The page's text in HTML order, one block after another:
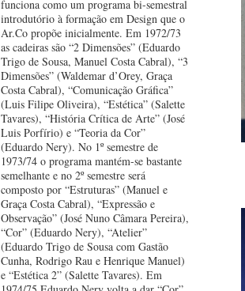
funciona como um programa bi-semestral
introdutório à formação em Design que o
Ar.Co propõe inicialmente. Em 1972/73
as cadeiras são “2 Dimensões” (Eduardo
Trigo de Sousa, Manuel Costa Cabral), “3
Dimensões” (Waldemar d’Orey, Graça
Costa Cabral), “Comunicação Gráfica”
(Luis Filipe Oliveira), “Estética” (Salette
Tavares), “História Crítica de Arte” (José
Luis Porfírio) e “Teoria da Cor”
(Eduardo Nery). No 1º semestre de
1973/74 o programa mantém-se bastante
semelhante e no 2º semestre será
composto por “Estruturas” (Manuel e
Graça Costa Cabral), “Expressão e
Observação” (José Nuno Câmara Pereira),
“Cor” (Eduardo Nery), “Atelier”
(Eduardo Trigo de Sousa com Gastão
Cunha, Rodrigo Rau e Henrique Manuel)
e “Estética 2” (Salette Tavares). Em